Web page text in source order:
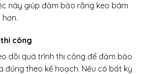
này giúp đảm bảo rằng keo bám
công
dõi quá trình thi công để đảm bảo
đúng theo kế hoạch. Nếu có bất kỳ